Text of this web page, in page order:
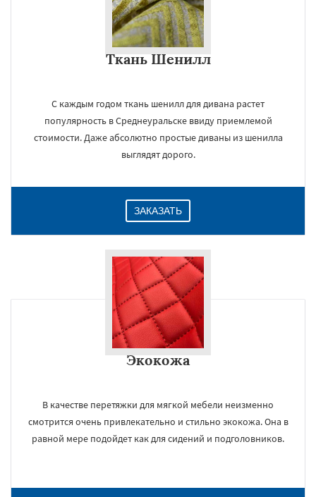
Ткань Шенилл
С каждым годом ткань шенилл для дивана растет
популярность в Среднеуральске ввиду приемлемой
стоимости. Даже абсолютно простые диваны из шенилла
выглядят дорого.
ЗАКАЗАТЬ
Экокожа
В качестве перетяжки для мягкой мебели неизменно
смотрится очень привлекательно и стильно экокожа. Она в
равной мере подойдет как для сидений и подголовников.